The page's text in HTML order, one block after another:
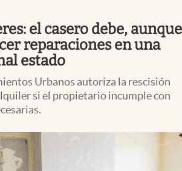
el casero debe, aunque
reparaciones en una
estado
Urbanos autoriza la rescisión
si el propietario incumple con